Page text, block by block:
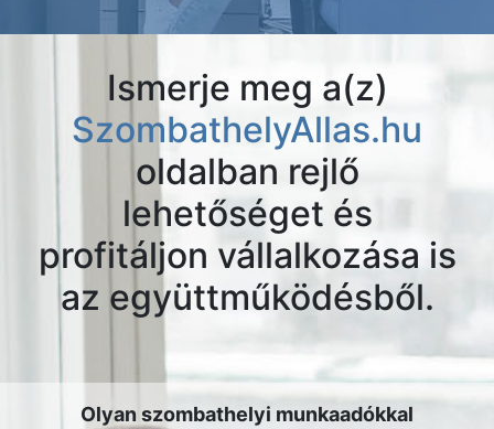
Ismerje meg a(z)
SzombathelyAllas.hu
oldalban rejlő
lehetőséget és
profitáljon vállalkozása is
az együttműködésből.
Olyan szombathelyi munkaadókkal